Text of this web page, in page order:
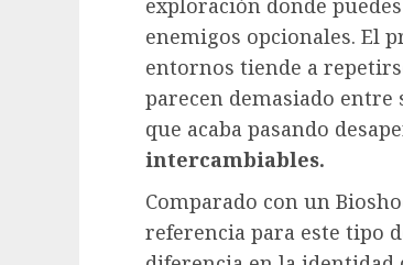
exploración donde
enemigos opcionales. El
entornos tiende a
parecen demasiado entre
que acaba pasando
intercambiables.
Comparado con un
referencia para este tipo